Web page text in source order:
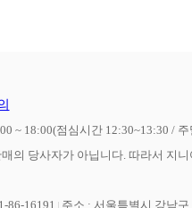
~ 18:00(점심시간 12:30~13:30 /
의 당사자가 아닙니다. 따라서 지
86-16191 주소 : 서울특별시 강남